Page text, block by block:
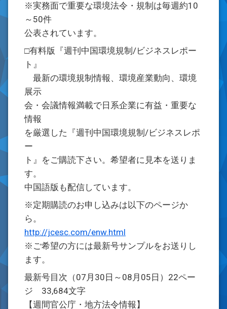
※実務面で重要な環境法令・規制は毎週約10
～50件
公表されています。
□有料版『週刊中国環境規制/ビジネスレポー
ト』
最新の環境規制情報、環境産業動向、環境
展示
会・会議情報満載で日系企業に有益・重要な
情報
を厳選した『週刊中国環境規制/ビジネスレポ
ー
ト』をご購読下さい。希望者に見本を送りま
す。
中国語版も配信しています。
※定期購読のお申し込みは以下のページか
ら。
http://jcesc.com/enw.html
※ご希望の方には最新号サンプルをお送りし
ます。
最新号目次（07月30日～08月05日）22ペー
ジ 33,684文字
【週間官公庁・地方法令情報】